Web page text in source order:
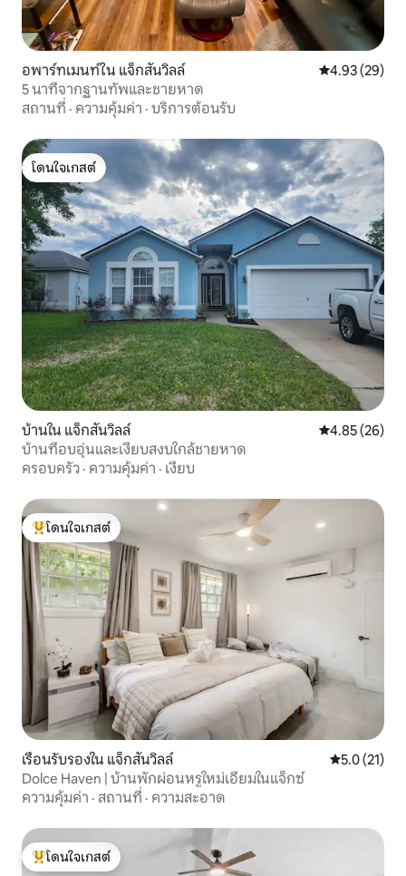
อพาร์ทเมนท์ใน แจ็กสันวิลล์ คะแนนเฉลี่ย
4.93 (29)
5 นาทีจากฐานทัพและชายหาด
สถานที่ · ความคุ้มค่า · บริการต้อนรับ
โดนใจเกสต์
โดนใจเกสต์
บ้านใน แจ็กสันวิลล์ คะแนนเฉลี่ย
4.85 (26)
บ้านที่อบอุ่นและเงียบสงบใกล้ชายหาด
ครอบครัว · ความคุ้มค่า · เงียบ
โดนใจเกสต์ที่สุด
โดนใจเกสต์
เรือนรับรองใน แจ็กสันวิลล์ คะแนนเฉลี่ย
5.0 (21)
Dolce Haven | บ้านพักผ่อนหรูใหม่เอี่ยมในแจ็กซ์
ความคุ้มค่า · สถานที่ · ความสะอาด
โดนใจเกสต์ที่สุด
โดนใจเกสต์